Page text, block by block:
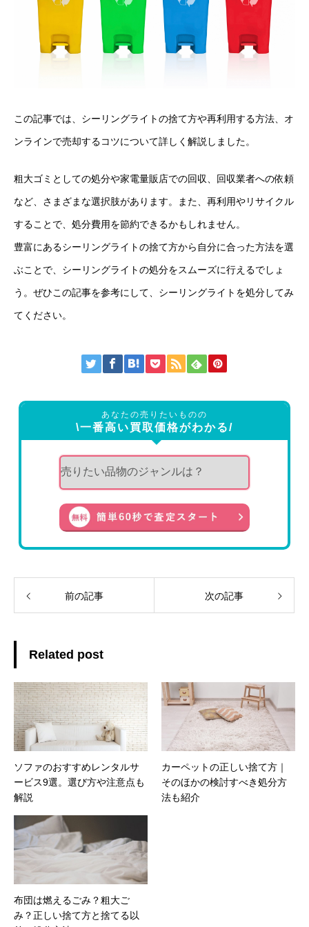
この記事では、シーリングライトの捨て方や再利用する方法、オ
ンラインで売却するコツについて詳しく解説しました。
粗大ゴミとしての処分や家電量販店での回収、回収業者への依頼
など、さまざまな選択肢があります。また、再利用やリサイクル
することで、処分費用を節約できるかもしれません。
豊富にあるシーリングライトの捨て方から自分に合った方法を選
ぶことで、シーリングライトの処分をスムーズに行えるでしょ
う。ぜひこの記事を参考にして、シーリングライトを処分してみ
てください。
あなたの売りたいものの
\一番高い買取価格がわかる/
前の記事 次の記事
Related post
ソファのおすすめレンタルサ
ービス9選。選び方や注意点も
解説
カーペットの正しい捨て方｜
そのほかの検討すべき処分方
法も紹介
布団は燃えるごみ？粗大ご
み？正しい捨て方と捨てる以